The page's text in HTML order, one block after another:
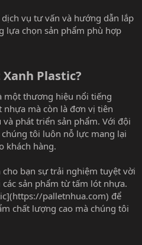
vụ tư vấn và hướng dẫn lắp
lựa chọn sản phẩm phù hợp
Plastic?​
một thương hiệu nổi tiếng
mà còn là đơn vị tiên
phát triển sản phẩm. Với đội
tôi luôn nỗ lực mang lại
khách hàng.
bạn sự trải nghiệm tuyệt vời
sản phẩm từ tấm lót nhựa.
palletnhua.com) để
chất lượng cao mà chúng tôi